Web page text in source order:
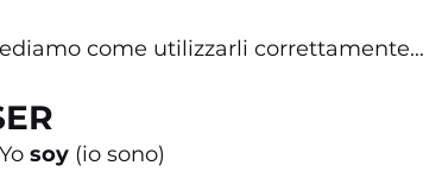
come utilizzarli correttamente...
soy (io sono)